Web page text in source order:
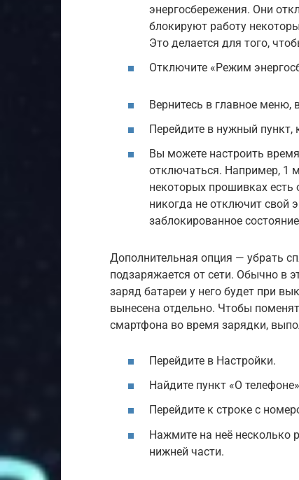
энергосбережения. Они
блокируют работу
Это делается для того,
Отключите «Режим
Вернитесь в главное меню,
Перейдите в нужный пункт,
Вы можете настроить
отключаться. Например, 1
некоторых прошивках есть
никогда не отключит свой
заблокированное
Дополнительная опция — убрать
подзаряжается от сети. Обычно в
заряд батареи у него будет при
вынесена отдельно. Чтобы
смартфона во время зарядки,
Перейдите в Настройки.
Найдите пункт «О
Перейдите к строке с
Нажмите на неё несколько
нижней части.